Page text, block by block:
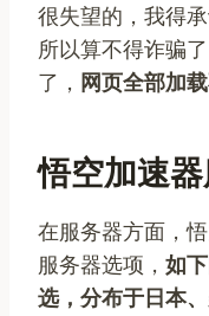
很失望的，我得
所以算不得诈骗
了， 网页全部加
悟空加速
在服务器方面，
服务器选项， 如
选，分布于日本